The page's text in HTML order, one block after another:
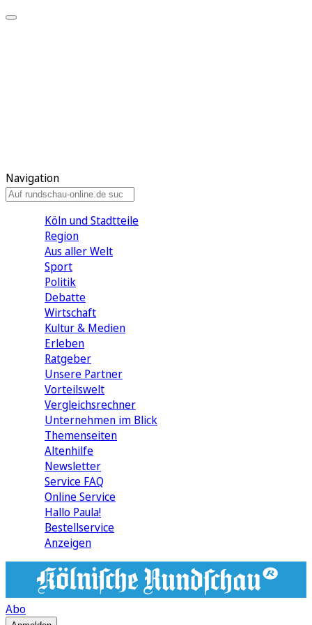
Navigation
Köln und Stadtteile
Region
Aus aller Welt
Sport
Politik
Debatte
Wirtschaft
Kultur & Medien
Erleben
Ratgeber
Unsere Partner
Vorteilswelt
Vergleichsrechner
Unternehmen im Blick
Themenseiten
Altenhilfe
Newsletter
Service FAQ
Online Service
Hallo Paula!
Bestellservice
Anzeigen
Abo